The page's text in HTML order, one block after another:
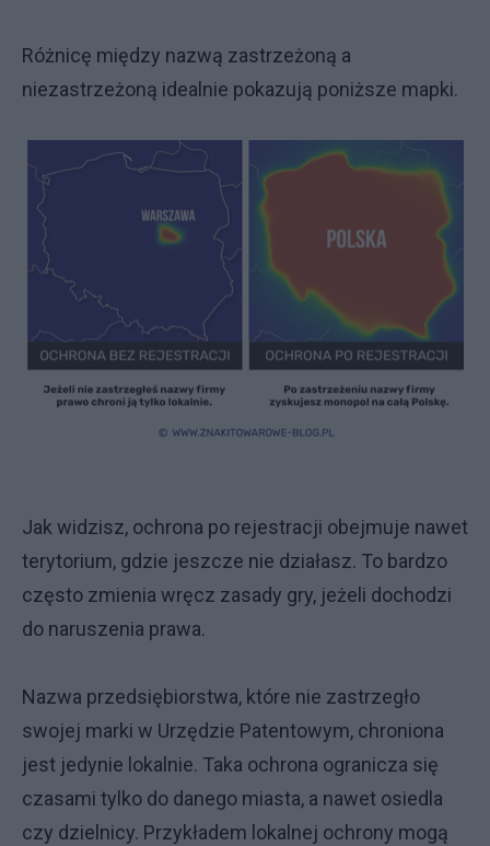
Różnicę między nazwą zastrzeżoną a
niezastrzeżoną idealnie pokazują poniższe mapki.
Jak widzisz, ochrona po rejestracji obejmuje nawet
terytorium, gdzie jeszcze nie działasz. To bardzo
często zmienia wręcz zasady gry, jeżeli dochodzi
do naruszenia prawa.
Nazwa przedsiębiorstwa, które nie zastrzegło
swojej marki w Urzędzie Patentowym, chroniona
jest jedynie lokalnie. Taka ochrona ogranicza się
czasami tylko do danego miasta, a nawet osiedla
czy dzielnicy. Przykładem lokalnej ochrony mogą